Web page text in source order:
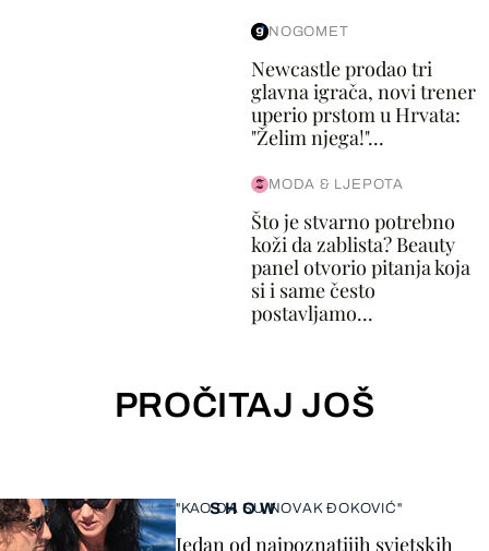
NOGOMET
Newcastle prodao tri
glavna igrača, novi trener
uperio prstom u Hrvata:
"Želim njega!"...
MODA & LJEPOTA
Što je stvarno potrebno
koži da zablista? Beauty
panel otvorio pitanja koja
si i same često
postavljamo...
PROČITAJ JOŠ
SHOW
"KAO DA SU NOVAK ĐOKOVIĆ"
Jedan od najpoznatijih svjetskih